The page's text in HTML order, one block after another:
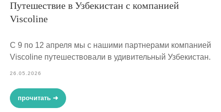
Путешествие в Узбекистан с компанией
Viscoline
С 9 по 12 апреля мы с нашими партнерами компанией
Viscoline путешествовали в удивительный Узбекистан.
26.05.2026
прочитать ➜